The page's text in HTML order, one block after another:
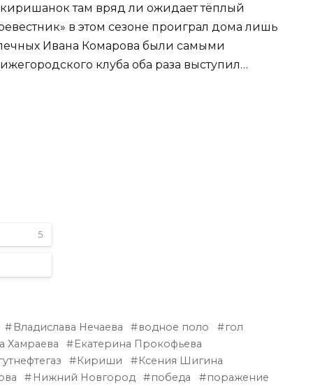
там вряд ли ожидает тёплый
в этом сезоне проиграл дома лишь
Ивана Комарова были самыми
клуба оба раза выступил…
5
Владислава Нечаева водное поло
гол
Хамраева
Екатерина Прокофьева
Кириши
Ксения Шигина
Нижний Новгород победа
поражение